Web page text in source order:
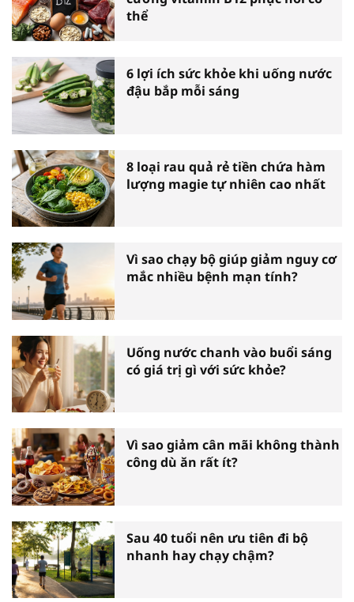
thể
6 lợi ích sức khỏe khi uống nước
đậu bắp mỗi sáng
8 loại rau quả rẻ tiền chứa hàm
lượng magie tự nhiên cao nhất
Vì sao chạy bộ giúp giảm nguy cơ
mắc nhiều bệnh mạn tính?
Uống nước chanh vào buổi sáng
có giá trị gì với sức khỏe?
Vì sao giảm cân mãi không thành
công dù ăn rất ít?
Sau 40 tuổi nên ưu tiên đi bộ
nhanh hay chạy chậm?